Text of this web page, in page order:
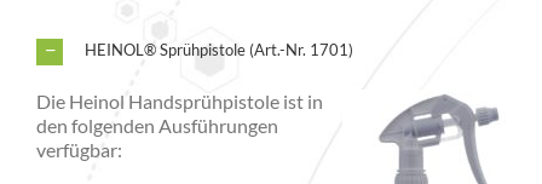
HEINOL® Sprühpistole (Art.-Nr. 1701)
Die Heinol Handsprühpistole ist in
den folgenden Ausführungen
verfügbar: